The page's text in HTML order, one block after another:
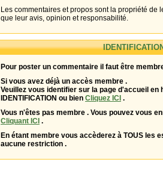
Les commentaires et propos sont la propriété de
que leur avis, opinion et responsabilité.
Pour poster un commentaire il faut être
Si vous avez déjà un accès membre .
Veuillez vous identifier sur la page d'accueil en
IDENTIFICATION ou bien Cliquez ICI .
Vous n'êtes pas membre . Vous pouvez vous
Cliquant ICI .
En étant membre vous accèderez à TOUS les
aucune restriction .